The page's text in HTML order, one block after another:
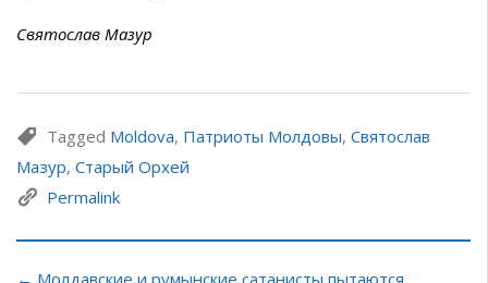
Святослав Мазур
Tagged Moldova, Патриоты Молдовы, Святослав
Мазур, Старый Орхей
Permalink